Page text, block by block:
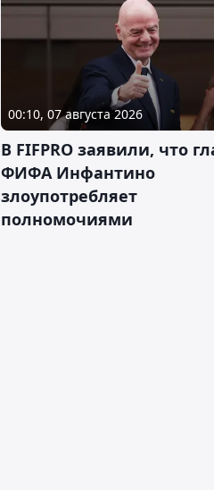
00:10, 07 августа 2026
В FIFPRO заявили, что
ФИФА Инфантино
злоупотребляет
полномочиями